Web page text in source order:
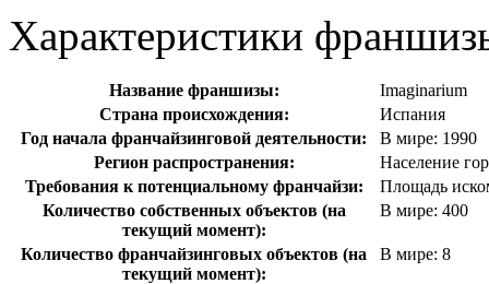
Характеристики
Название франшизы:
Imaginarium
Страна происхождения:
Испания
Год начала франчайзинговой деятельности:
В мире: 1990
Регион распространения:
Население
Требования к потенциальному франчайзи:
Площадь
Количество собственных объектов (на
текущий момент):
В мире: 400
Количество франчайзинговых объектов (на
текущий момент):
В мире: 8